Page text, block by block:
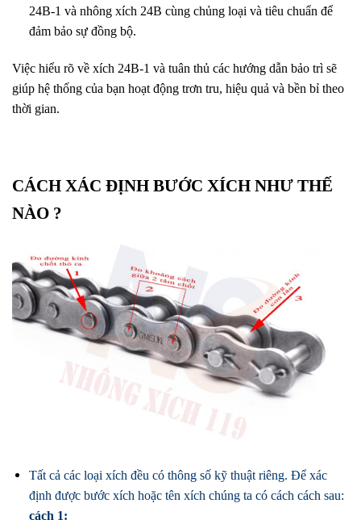
24B-1 và nhông xích 24B cùng chủng loại và tiêu chuẩn để
đảm bảo sự đồng bộ.
Việc hiểu rõ về xích 24B-1 và tuân thủ các hướng dẫn bảo trì sẽ
giúp hệ thống của bạn hoạt động trơn tru, hiệu quả và bền bỉ theo
thời gian.
CÁCH XÁC ĐỊNH BƯỚC XÍCH NHƯ THẾ
NÀO ?
Tất cả các loại xích đều có thông số kỹ thuật riêng. Để xác
định được bước xích hoặc tên xích chúng ta có cách cách sau:
cách 1: